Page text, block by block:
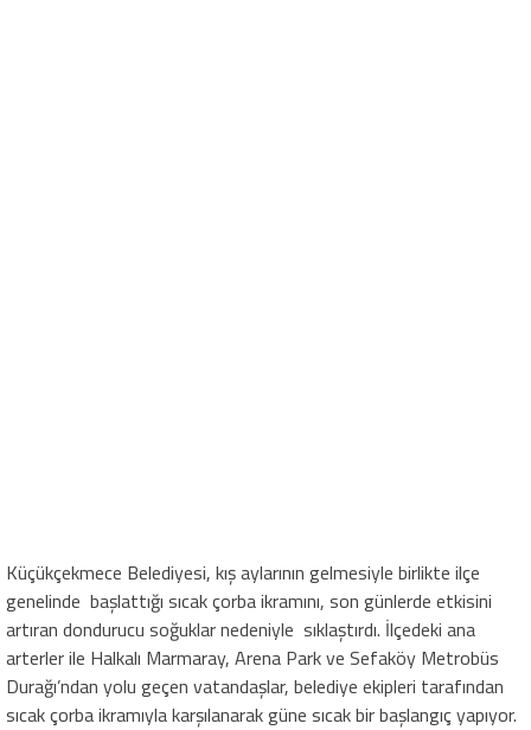
Küçükçekmece Belediyesi, kış aylarının gelmesiyle birlikte ilçe
genelinde başlattığı sıcak çorba ikramını, son günlerde etkisini
artıran dondurucu soğuklar nedeniyle sıklaştırdı. İlçedeki ana
arterler ile Halkalı Marmaray, Arena Park ve Sefaköy Metrobüs
Durağı’ndan yolu geçen vatandaşlar, belediye ekipleri tarafından
sıcak çorba ikramıyla karşılanarak güne sıcak bir başlangıç yapıyor.